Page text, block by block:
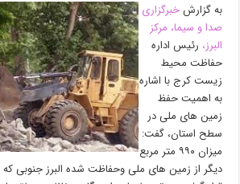
به گزارشخبرگزاری
صدا و سیما، مرکز
البرز، رئیس اداره
حفاظت محیط
زیست کرج با اشاره
به اهمیت حفظ
زمین های ملی در
سطح استان، گفت:
میزان ۹۹۰ متر مربع
دیگر از زمین های ملی وحفاظت شده البرز جنوبی